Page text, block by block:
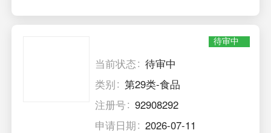
待审中
当前状态
待审中
类别
第29类-食品
注册号
92908292
申请日期
2026-07-11